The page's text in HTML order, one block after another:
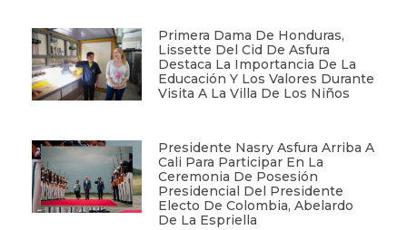
Primera Dama De Honduras,
Lissette Del Cid De Asfura
Destaca La Importancia De La
Educación Y Los Valores Durante
Visita A La Villa De Los Niños
Presidente Nasry Asfura Arriba A
Cali Para Participar En La
Ceremonia De Posesión
Presidencial Del Presidente
Electo De Colombia, Abelardo
De La Espriella